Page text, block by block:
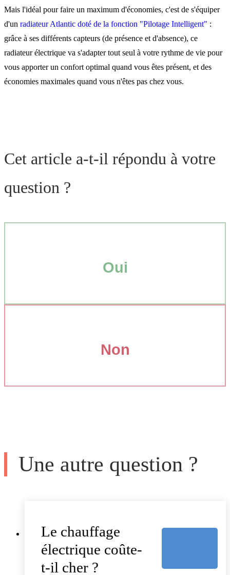
Mais l'idéal pour faire un maximum d'économies, c'est de s'équiper
d'un radiateur Atlantic doté de la fonction "Pilotage Intelligent" :
grâce à ses différents capteurs (de présence et d'absence), ce
radiateur électrique va s'adapter tout seul à votre rythme de vie pour
vous apporter un confort optimal quand vous êtes présent, et des
économies maximales quand vous n'êtes pas chez vous.
Cet article a-t-il répondu à votre
question ?
Oui
Non
Une autre question ?
Le chauffage
électrique coûte-
t-il cher ?